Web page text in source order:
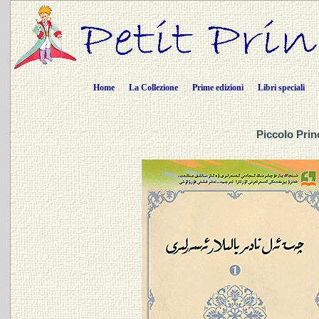
Home La Collezione Prime edizioni Libri speciali
Piccolo